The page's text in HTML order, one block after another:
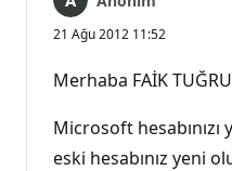
21 Ağu 2012 11:52
Merhaba FAİK
Microsoft hesabınızı
eski hesabınız yeni